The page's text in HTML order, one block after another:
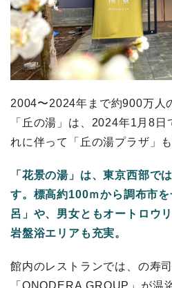
2004〜2024年まで約900万人
「丘の湯」は、2024年1月8
れに伴って「丘の湯プラザ」も
「花景の湯」は、東京西部で
す。標高約100ｍから調布市
呂」や、男女ともオートロウ
岩盤浴エリアも充実。
館内のレストランでは、の寿